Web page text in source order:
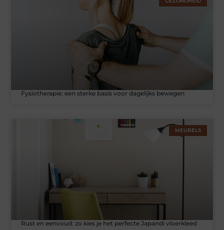
Fysiotherapie: een sterke basis voor dagelijks bewegen
MEUBELS
Rust en eenvoud: zo kies je het perfecte Japandi vloerkleed